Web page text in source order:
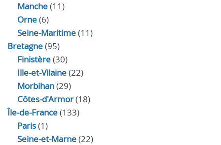
Manche(11)
Orne(6)
Seine-Maritime(11)
Bretagne(95)
Finistère(30)
Ille-et-Vilaine(22)
Morbihan(29)
Côtes-d'Armor(18)
Île-de-France(133)
Paris(1)
Seine-et-Marne(22)